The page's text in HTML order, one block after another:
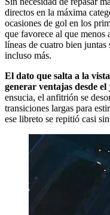
directos en la máxima
ocasiones de gol en los
que favorece al que menos
líneas de cuatro bien
incluso más.
El dato que salta a la
generar ventajas desde
ensucia, el anfitrión se
transiciones largas para
ese libreto se repitió casi